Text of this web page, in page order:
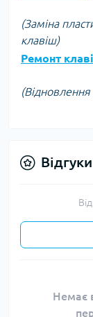
(Заміна
клавіш)
Ремонт
(Відновлення
Відгуки
Немає